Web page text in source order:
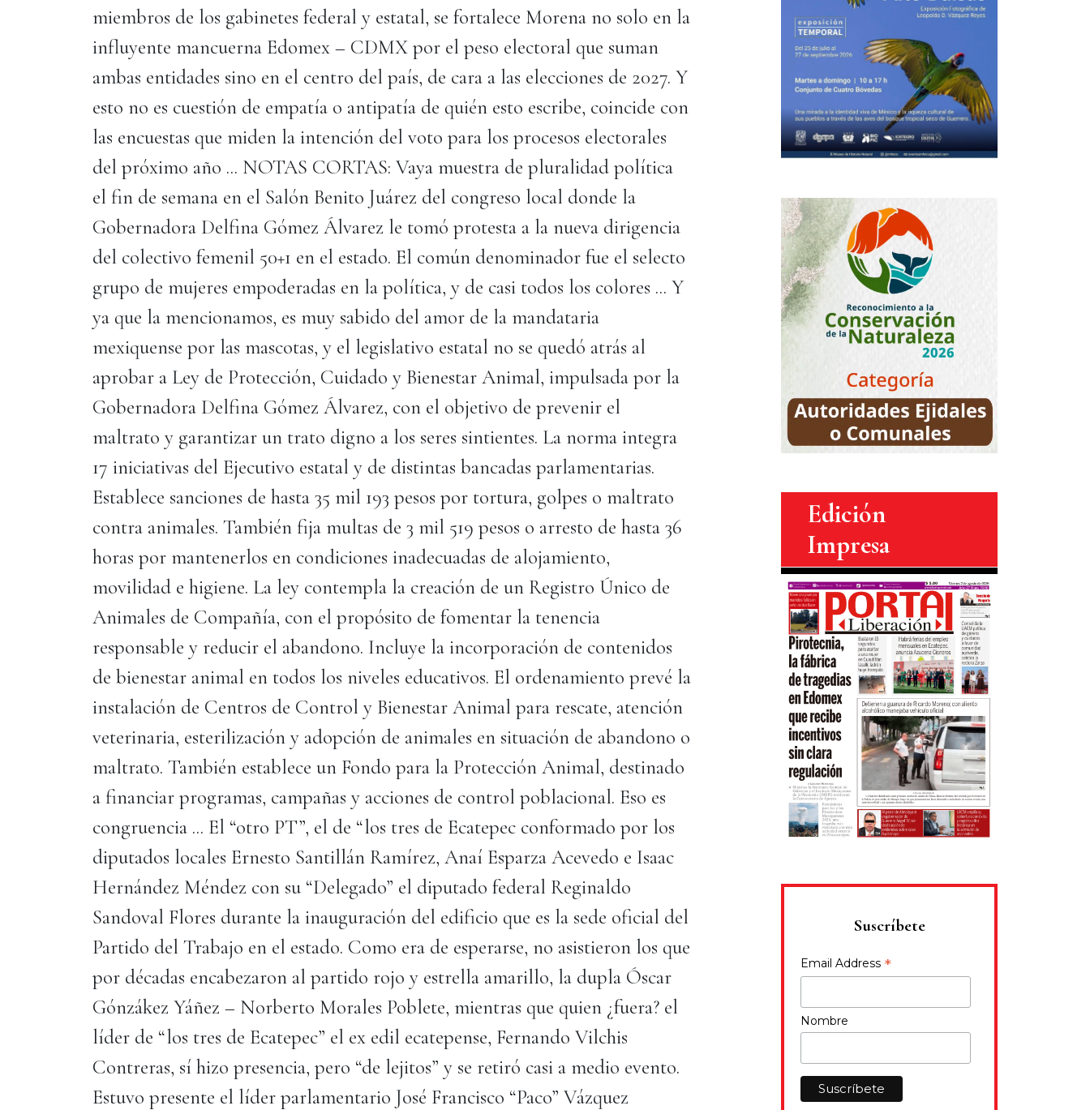
miembros de los gabinetes federal y estatal, se fortalece Morena no solo en la
influyente mancuerna Edomex – CDMX por el peso electoral que suman
ambas entidades sino en el centro del país, de cara a las elecciones de 2027. Y
esto no es cuestión de empatía o antipatía de quién esto escribe, coincide con
las encuestas que miden la intención del voto para los procesos electorales
del próximo año ... NOTAS CORTAS: Vaya muestra de pluralidad política
el fin de semana en el Salón Benito Juárez del congreso local donde la
Gobernadora Delfina Gómez Álvarez le tomó protesta a la nueva dirigencia
del colectivo femenil 50+1 en el estado. El común denominador fue el selecto
grupo de mujeres empoderadas en la política, y de casi todos los colores ... Y
ya que la mencionamos, es muy sabido del amor de la mandataria
mexiquense por las mascotas, y el legislativo estatal no se quedó atrás al
aprobar a Ley de Protección, Cuidado y Bienestar Animal, impulsada por la
Gobernadora Delfina Gómez Álvarez, con el objetivo de prevenir el
maltrato y garantizar un trato digno a los seres sintientes. La norma integra
17 iniciativas del Ejecutivo estatal y de distintas bancadas parlamentarias.
Establece sanciones de hasta 35 mil 193 pesos por tortura, golpes o maltrato
contra animales. También fija multas de 3 mil 519 pesos o arresto de hasta 36
horas por mantenerlos en condiciones inadecuadas de alojamiento,
movilidad e higiene. La ley contempla la creación de un Registro Único de
Animales de Compañía, con el propósito de fomentar la tenencia
responsable y reducir el abandono. Incluye la incorporación de contenidos
de bienestar animal en todos los niveles educativos. El ordenamiento prevé la
instalación de Centros de Control y Bienestar Animal para rescate, atención
veterinaria, esterilización y adopción de animales en situación de abandono o
maltrato. También establece un Fondo para la Protección Animal, destinado
a financiar programas, campañas y acciones de control poblacional. Eso es
congruencia ... El “otro PT”, el de “los tres de Ecatepec conformado por los
diputados locales Ernesto Santillán Ramírez, Anaí Esparza Acevedo e Isaac
Hernández Méndez con su “Delegado” el diputado federal Reginaldo
Sandoval Flores durante la inauguración del edificio que es la sede oficial del
Partido del Trabajo en el estado. Como era de esperarse, no asistieron los que
por décadas encabezaron al partido rojo y estrella amarillo, la dupla Óscar
Gónzákez Yáñez – Norberto Morales Poblete, mientras que quien ¿fuera? el
líder de “los tres de Ecatepec” el ex edil ecatepense, Fernando Vilchis
Contreras, sí hizo presencia, pero “de lejitos” y se retiró casi a medio evento.
Estuvo presente el líder parlamentario José Francisco “Paco” Vázquez
Edición
Impresa
Suscríbete
Email Address *
Nombre